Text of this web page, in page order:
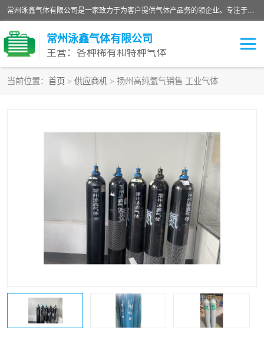
常州泳鑫气体有限公司是一家致力于为客户提供气体产品务的领企业。专注于环氧乙烷剂、环氧乙烷、高纯气体以及稀有和特种气体的研发、生产、销售和配送，产品广泛应用于医疗、电子、科研、化工、食品等多个领域。主要产品有：环氧乙烷灭菌剂，环氧乙烷，高纯氩，氮，氪，氙，氖，氘，笑，氦，氢，氧等各种稀有和特种气体。
常州泳鑫气体有限公司
主营：各种稀有和特种气体
当前位置： 首页 > 供应商机 > 扬州高纯氩气销售 工业气体
环氧乙烷灭菌剂 高纯氩气